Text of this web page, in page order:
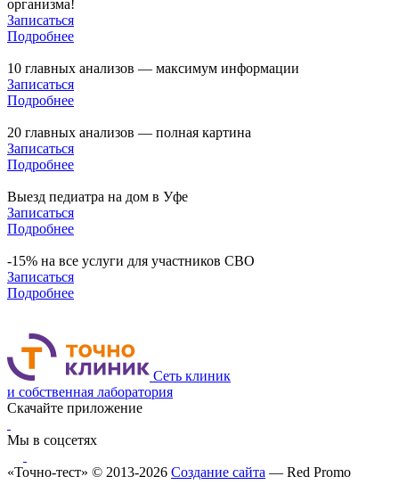
организма!
Записаться
Подробнее
10 главных анализов — максимум информации
Записаться
Подробнее
20 главных анализов — полная картина
Записаться
Подробнее
Выезд педиатра на дом в Уфе
Записаться
Подробнее
-15% на все услуги для участников СВО
Записаться
Подробнее
Сеть клиник
и собственная лаборатория
Скачайте приложение
Мы в соцсетях
«Точно-тест» © 2013-2026 Создание сайта — Red Promo